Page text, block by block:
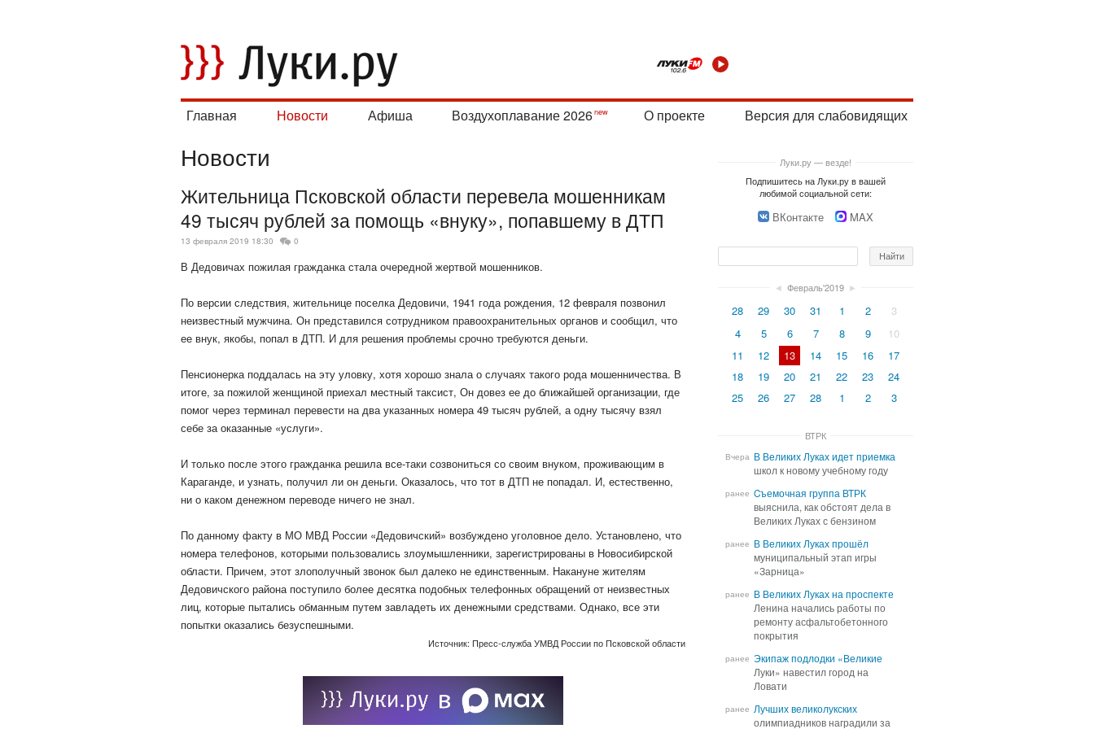
Главная Новости Афиша Воздухоплавание 2026 О проекте Версия для слабовидящих
Новости
Жительница Псковской области перевела мошенникам
49 тысяч рублей за помощь «внуку», попавшему в ДТП
13 февраля 2019 18:30 0
В Дедовичах пожилая гражданка стала очередной жертвой мошенников.
По версии следствия, жительнице поселка Дедовичи, 1941 года рождения, 12 февраля позвонил
неизвестный мужчина. Он представился сотрудником правоохранительных органов и сообщил, что
ее внук, якобы, попал в ДТП. И для решения проблемы срочно требуются деньги.
Пенсионерка поддалась на эту уловку, хотя хорошо знала о случаях такого рода мошенничества. В
итоге, за пожилой женщиной приехал местный таксист, Он довез ее до ближайшей организации, где
помог через терминал перевести на два указанных номера 49 тысяч рублей, а одну тысячу взял
себе за оказанные «услуги».
И только после этого гражданка решила все-таки созвониться со своим внуком, проживающим в
Караганде, и узнать, получил ли он деньги. Оказалось, что тот в ДТП не попадал. И, естественно,
ни о каком денежном переводе ничего не знал.
По данному факту в МО МВД России «Дедовичский» возбуждено уголовное дело. Установлено, что
номера телефонов, которыми пользовались злоумышленники, зарегистрированы в Новосибирской
области. Причем, этот злополучный звонок был далеко не единственным. Накануне жителям
Дедовичского района поступило более десятка подобных телефонных обращений от неизвестных
лиц, которые пытались обманным путем завладеть их денежными средствами. Однако, все эти
попытки оказались безуспешными.
Источник: Пресс-служба УМВД России по Псковской области
Луки.ру — везде!
Подпишитесь на Луки.ру в вашей
любимой социальной сети:
ВКонтакте MAX
◄ Февраль'2019 ►
28 29 30 31 1 2
3
4
5 6 7 8 9
10
11
12 13 14 15 16
17
18
19 20 21 22 23
24
25
26 27 28 1 2 3
ВТРК
Вчера В Великих Луках идет приемка
школ к новому учебному году
В Великих Луках идет приемка
школ к новому учебному году
ранее Cъемочная группа ВТРК
выяснила, как обстоят дела в
Великих Луках с бензином
Cъемочная группа ВТРК
выяснила, как обстоят дела в
Великих Луках с бензином
ранее В Великих Луках прошёл
муниципальный этап игры
«Зарница»
В Великих Луках прошёл
муниципальный этап игры
«Зарница»
ранее В Великих Луках на проспекте
Ленина начались работы по
ремонту асфальтобетонного
покрытия
В Великих Луках на проспекте
Ленина начались работы по
ремонту асфальтобетонного
покрытия
ранее Экипаж подлодки «Великие
Луки» навестил город на
Ловати
Экипаж подлодки «Великие
Луки» навестил город на
Ловати
ранее Лучших великолукских
олимпиадников наградили за
Лучших великолукских
олимпиадников наградили за